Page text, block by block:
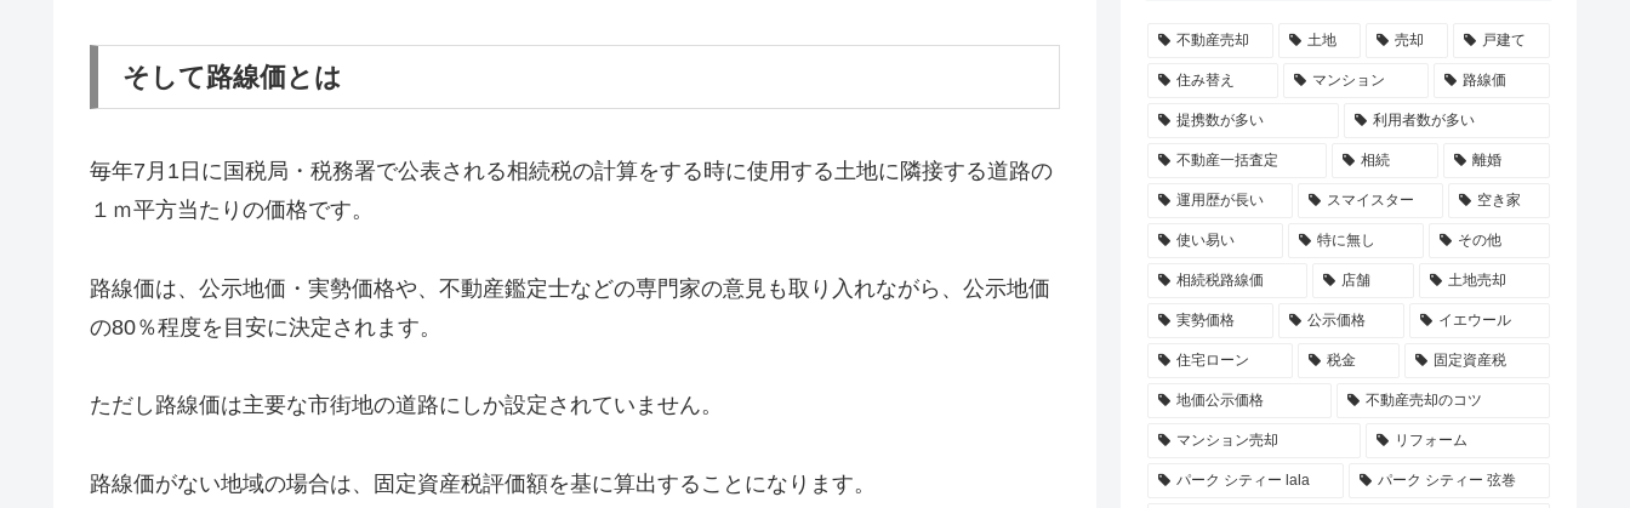
そして路線価とは
毎年7月1日に国税局・税務署で公表される相続税の計算をする時に使用する土地に隣接する道路の
１ｍ平方当たりの価格です。
路線価は、公示地価・実勢価格や、不動産鑑定士などの専門家の意見も取り入れながら、公示地価
の80％程度を目安に決定されます。
ただし路線価は主要な市街地の道路にしか設定されていません。
路線価がない地域の場合は、固定資産税評価額を基に算出することになります。
不動産売却 土地 売却 戸建て
住み替え マンション 路線価
提携数が多い 利用者数が多い
不動産一括査定 相続 離婚
運用歴が長い スマイスター 空き家
使い易い 特に無し その他
相続税路線価 店舗 土地売却
実勢価格 公示価格 イエウール
住宅ローン 税金 固定資産税
地価公示価格 不動産売却のコツ
マンション売却 リフォーム
パーク シティー lala パーク シティー 弦巻